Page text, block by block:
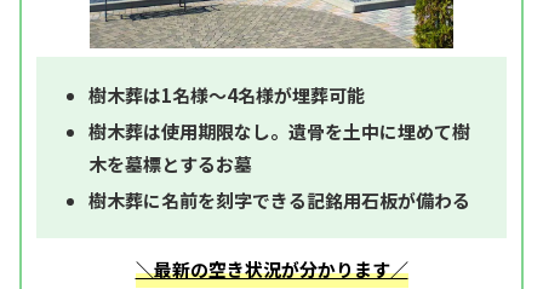
樹木葬は1名様～4名様が埋葬可能
樹木葬は使用期限なし。遺骨を土中に埋めて樹
木を墓標とするお墓
樹木葬に名前を刻字できる記銘用石板が備わる
＼最新の空き状況が分かります／